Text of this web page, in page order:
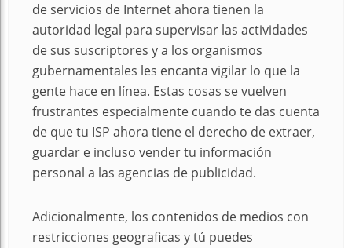
de servicios de Internet ahora tienen la
autoridad legal para supervisar las actividades
de sus suscriptores y a los organismos
gubernamentales les encanta vigilar lo que la
gente hace en línea. Estas cosas se vuelven
frustrantes especialmente cuando te das cuenta
de que tu ISP ahora tiene el derecho de extraer,
guardar e incluso vender tu información
personal a las agencias de publicidad.
Adicionalmente, los contenidos de medios con
restricciones geograficas y tú puedes